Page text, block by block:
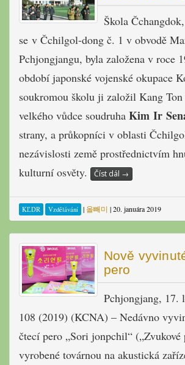
Škola
se v Čchilgol-dong č. 1 v obvodě
Pchjongjangu, byla založena v roce
období japonské vojenské okupace
soukromou školu ji založil Kang
velkého vůdce soudruha Kim Ir
strany, a průkopníci v oblasti
nezávislosti země prostřednictvím
kulturní osvěty.
Číst dál →
KĽDR Vzdělávání | 올빼미 |20. januára 2019
Nově
pero
Pchjongjang, 17.
108 (2019) (KCNA) – Nedávno
čtecí pero „Sori jonpchil“ („Zvukové
vyrobené továrnou na akustická